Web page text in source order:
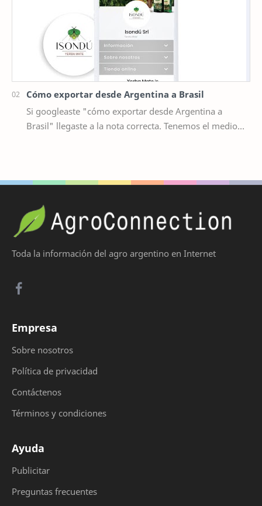
Cómo exportar desde Argentina a Brasil
Si googleaste "cómo exportar desde Argentina a
Brasil" llegaste a la nota correcta. Tenemos el medio
Toda la información del agro argentino en Internet
Empresa
Sobre nosotros
Política de privacidad
Contáctenos
Términos y condiciones
Ayuda
Publicitar
Preguntas frecuentes